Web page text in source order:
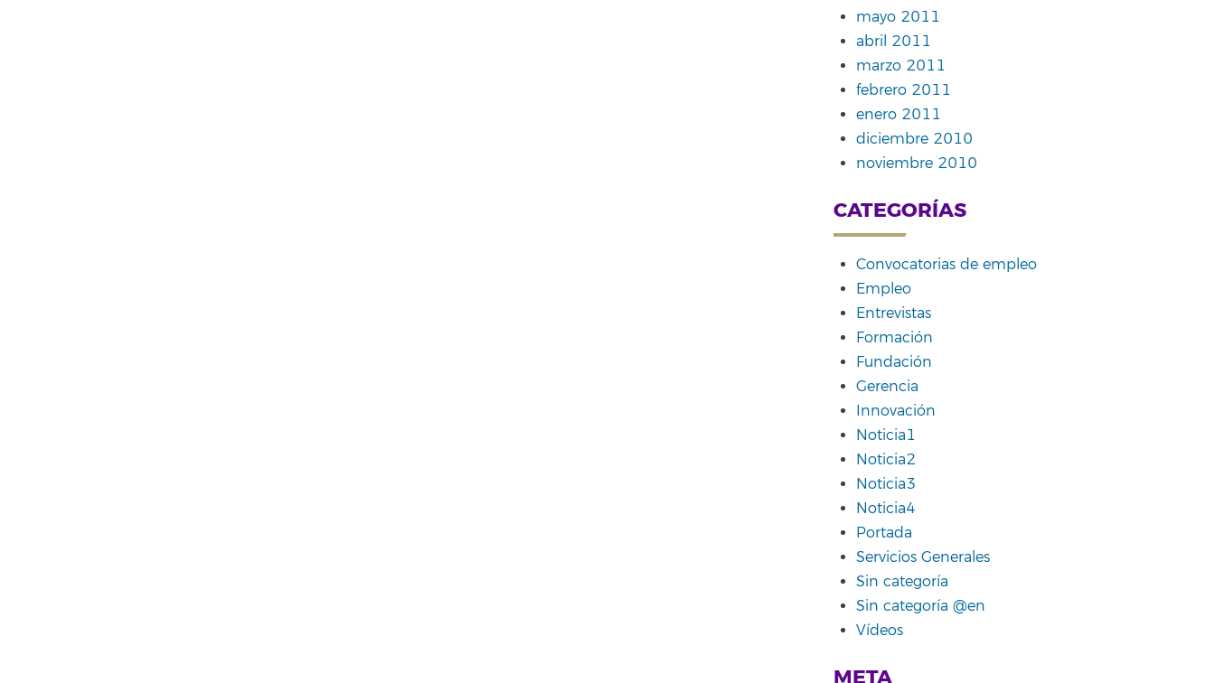
mayo 2011
abril 2011
marzo 2011
febrero 2011
enero 2011
diciembre 2010
noviembre 2010
CATEGORÍAS
Convocatorias de empleo
Empleo
Entrevistas
Formación
Fundación
Gerencia
Innovación
Noticia1
Noticia2
Noticia3
Noticia4
Portada
Servicios Generales
Sin categoría
Sin categoría @en
Vídeos
META